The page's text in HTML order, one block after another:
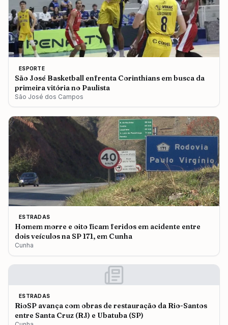
ESPORTE
São José Basketball enfrenta Corinthians em busca da
primeira vitória no Paulista
São José dos Campos
ESTRADAS
Homem morre e oito ficam feridos em acidente entre
dois veículos na SP 171, em Cunha
Cunha
ESTRADAS
RioSP avança com obras de restauração da Rio-Santos
entre Santa Cruz (RJ) e Ubatuba (SP)